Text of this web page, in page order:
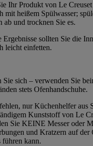
Ihr Produkt von Le
mit heißem Spülwasser;
ab und trocknen Sie es.
Ergebnisse sollten Sie die
leicht einfetten.
Sie sich – verwenden Sie
stets Ofenhandschuhe.
nur Küchenhelfer aus
Kunststoff von Le
Sie KEINE Messer oder
und Kratzern auf der
führen kann.